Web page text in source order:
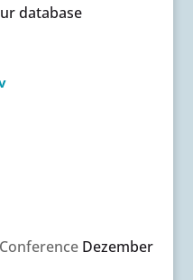
database
Dezember